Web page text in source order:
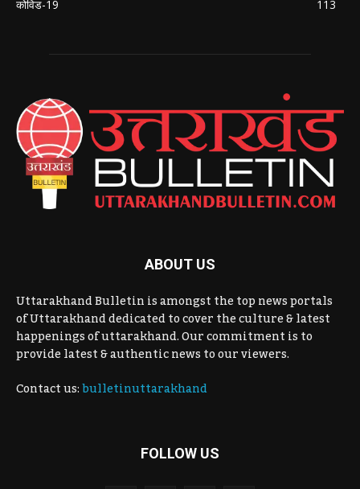
कोविड-19
113
ABOUT US
Uttarakhand Bulletin is amongst the top news portals
of Uttarakhand dedicated to cover the culture & latest
happenings of uttarakhand. Our commitment is to
provide latest & authentic news to our viewers.
Contact us:bulletinuttarakhand
FOLLOW US